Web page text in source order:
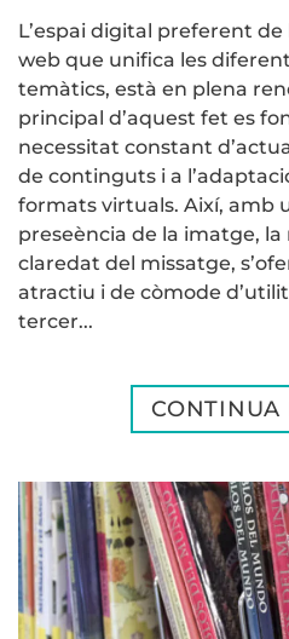
L’espai digital preferent de
web que unifica les
temàtics, està en plena
principal d’aquest fet es
necessitat constant
de continguts i a
formats virtuals. Així, amb
preseència de la imatge, la
claredat del missatge,
atractiu i de còmode
tercer...
CONTINUA